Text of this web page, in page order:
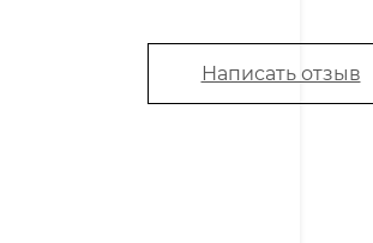
Написать отзыв